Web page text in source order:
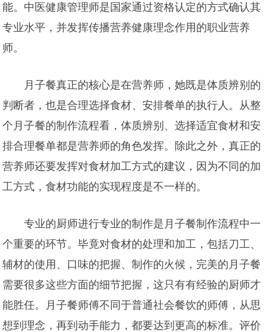
能。中医健康管理师是国家通过资格认定的方式确认其
专业水平，并发挥传播营养健康理念作用的职业营养
师。
月子餐真正的核心是在营养师，她既是体质辨别的
判断者，也是合理选择食材、安排餐单的执行人。从整
个月子餐的制作流程看，体质辨别、选择适宜食材和安
排合理餐单都是营养师的角色发挥。除此之外，真正的
营养师还要发挥对食材加工方式的建议，因为不同的加
工方式，食材功能的实现程度是不一样的。
专业的厨师进行专业的制作是月子餐制作流程中一
个重要的环节。毕竟对食材的处理和加工，包括刀工、
辅材的使用、口味的把握、制作的火候，完美的月子餐
需要很多这些方面的细节把握，这只有有经验的厨师才
能胜任。月子餐师傅不同于普通社会餐饮的师傅，从思
想到理念，再到动手能力，都要达到更高的标准。评价